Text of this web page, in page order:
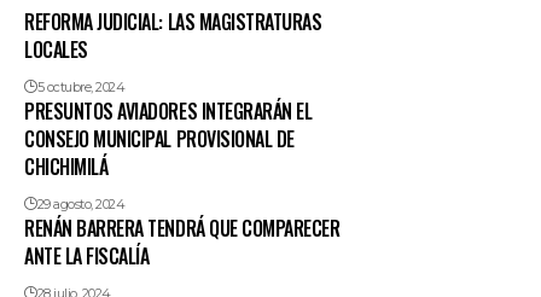
REFORMA JUDICIAL: LAS MAGISTRATURAS
LOCALES
5 octubre, 2024
PRESUNTOS AVIADORES INTEGRARÁN EL
CONSEJO MUNICIPAL PROVISIONAL DE
CHICHIMILÁ
29 agosto, 2024
RENÁN BARRERA TENDRÁ QUE COMPARECER
ANTE LA FISCALÍA